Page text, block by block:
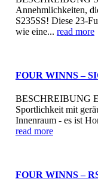
Annehmlichkeiten,
S235SS! Diese 23-
wie eine... read more
FOUR WINNS –
BESCHREIBUNG
Sportlichkeit mit
Innenraum - es ist
read more
FOUR WINNS –